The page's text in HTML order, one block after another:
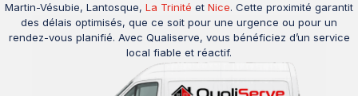
Martin-Vésubie, Lantosque, La Trinité et Nice. Cette proximité garantit
des délais optimisés, que ce soit pour une urgence ou pour un
rendez-vous planifié. Avec Qualiserve, vous bénéficiez d’un service
local fiable et réactif.